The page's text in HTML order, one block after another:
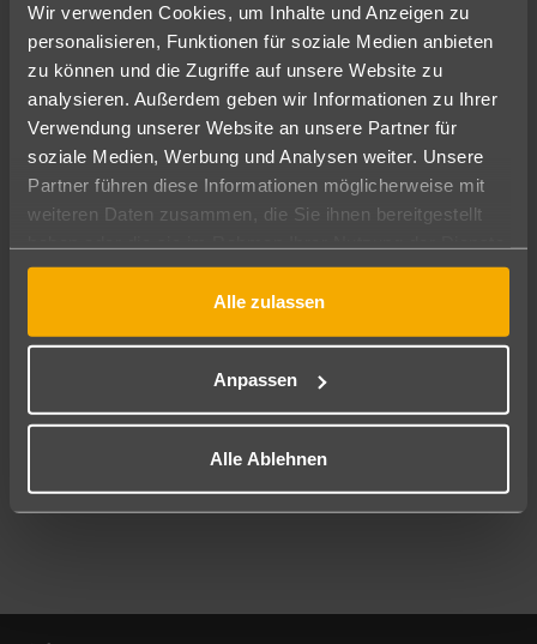
Wir verwenden Cookies, um Inhalte und Anzeigen zu
personalisieren, Funktionen für soziale Medien anbieten
zu können und die Zugriffe auf unsere Website zu
analysieren. Außerdem geben wir Informationen zu Ihrer
Verwendung unserer Website an unsere Partner für
soziale Medien, Werbung und Analysen weiter. Unsere
Partner führen diese Informationen möglicherweise mit
weiteren Daten zusammen, die Sie ihnen bereitgestellt
gesammelt haben.
Alle zulassen
Anpassen
Alle Ablehnen
Ändere die Kriterien nach deinen Wünschen
Pauschal Nur Hotel
Abflughafen
Alle Abflughäfen
12.08.26–10.08.27 7-21 Nächte
Mehr Filter anzeigen